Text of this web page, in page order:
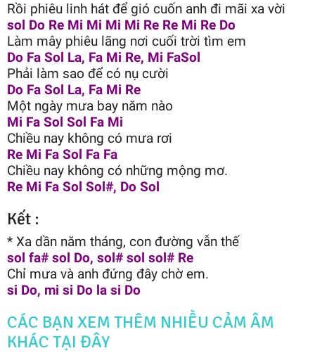
Rồi phiêu linh hát để gió cuốn anh đi mãi xa vời
sol Do Re Mi Mi Mi Mi Re Re Mi Re Do
Làm mây phiêu lãng nơi cuối trời tìm em
Do Fa Sol La, Fa Mi Re, Mi FaSol
Phải làm sao để có nụ cười
Do Fa Sol La, Fa Mi Re
Một ngày mưa bay năm nào
Mi Fa Sol Sol Fa Mi
Chiều nay không có mưa rơi
Re Mi Fa Sol Fa Fa
Chiều nay không có những mộng mơ.
Re Mi Fa Sol Sol#, Do Sol
Kết :
* Xa dần năm tháng, con đường vẫn thế
sol fa# sol Do, sol# sol sol# Re
Chỉ mưa và anh đứng đây chờ em.
si Do, mi si Do la si Do
CÁC BẠN XEM THÊM NHIỀU CẢM ÂM
KHÁC TẠI ĐÂY